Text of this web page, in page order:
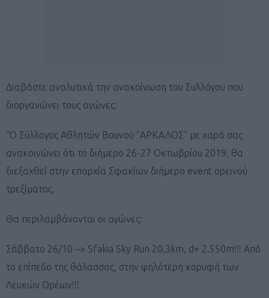
Διαβάστε αναλυτικά την ανακοίνωση του Συλλόγου που
διοργανώνει τους αγώνες:
“Ο Σύλλογος Αθλητών Βουνού “ΑΡΚΑΛΟΣ” με χαρά σας
ανακοινώνει ότι το διήμερο 26-27 Οκτωβρίου 2019, θα
διεξαχθεί στην επαρχία Σφακίων διήμερο event ορεινού
τρεξίματος.
Θα περιλαμβάνονται οι αγώνες:
Σάββατο 26/10 –> Sfakia Sky Run 20,3km, d+ 2.550m!!! Από
το επίπεδο της θάλασσας, στην ψηλότερη κορυφή των
Λευκών Ορέων!!!